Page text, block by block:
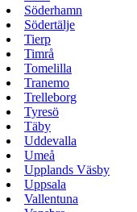
Söderhamn
Södertälje
Tierp
Timrå
Tomelilla
Tranemo
Trelleborg
Tyresö
Täby
Uddevalla
Umeå
Upplands Väsby
Uppsala
Vallentuna